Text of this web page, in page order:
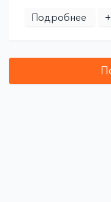
Подробнее +